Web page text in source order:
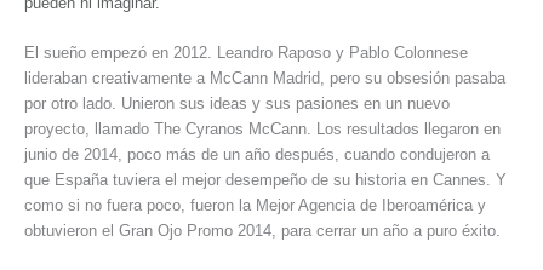
El sueño empezó en 2012. Leandro Raposo y Pablo Colonnese
lideraban creativamente a McCann Madrid, pero su obsesión pasaba
por otro lado. Unieron sus ideas y sus pasiones en un nuevo
proyecto, llamado The Cyranos McCann. Los resultados llegaron en
junio de 2014, poco más de un año después, cuando condujeron a
que España tuviera el mejor desempeño de su historia en Cannes. Y
como si no fuera poco, fueron la Mejor Agencia de Iberoamérica y
obtuvieron el Gran Ojo Promo 2014, para cerrar un año a puro éxito.